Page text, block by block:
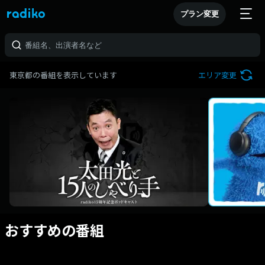
プラン変更
東京都の番組を表示しています エリア変更
おすすめの番組